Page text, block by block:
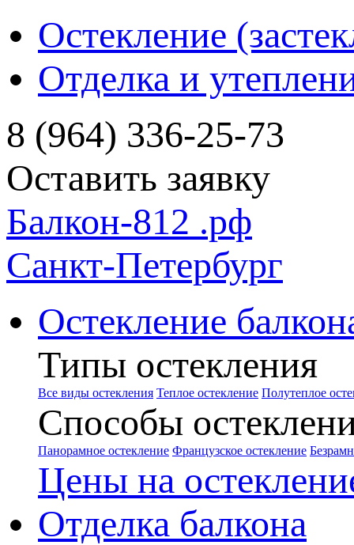
Остекление
Отделка и
8 (964) 336-25-73
Оставить заявку
Балкон-812 .рф
Санкт-Петербург
Остекление
Типы остекления
Все виды остекления Теплое остекление Полутеплое
Способы
Панорамное остекление Французское остекление
Цены на
Отделка балкона